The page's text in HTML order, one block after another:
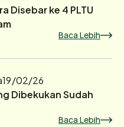
Disebar ke 4 PLTU
Baca Lebih
19/02/26
Dibekukan Sudah
Baca Lebih